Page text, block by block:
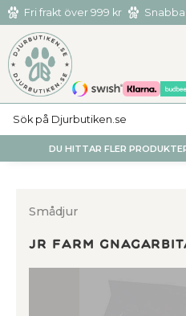
Meny
Fri frakt över 999 kr
Hämta och returnera i butiken
DU HITTAR FLER
Smådjur
Jr farm